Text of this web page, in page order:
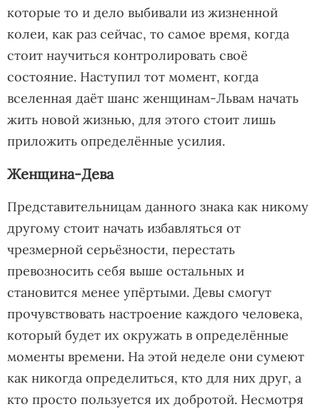
которые то и дело выбивали из жизненной
колеи, как раз сейчас, то самое время, когда
стоит научиться контролировать своё
состояние. Наступил тот момент, когда
вселенная даёт шанс женщинам-Львам начать
жить новой жизнью, для этого стоит лишь
приложить определённые усилия.
Женщина-Дева
Представительницам данного знака как никому
другому стоит начать избавляться от
чрезмерной серьёзности, перестать
превозносить себя выше остальных и
становится менее упёртыми. Девы смогут
прочувствовать настроение каждого человека,
который будет их окружать в определённые
моменты времени. На этой неделе они сумеют
как никогда определиться, кто для них друг, а
кто просто пользуется их добротой. Несмотря